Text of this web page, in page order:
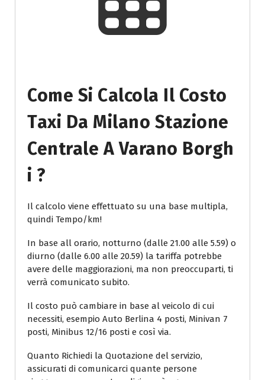
Come Si Calcola Il Costo
Taxi Da Milano Stazione
Centrale A Varano Borgh
I ?
Il calcolo viene effettuato su una base multipla,
quindi Tempo/km!
In base all orario, notturno (dalle 21.00 alle 5.59) o
diurno (dalle 6.00 alle 20.59) la tariffa potrebbe
avere delle maggiorazioni, ma non preoccuparti, ti
verrà comunicato subito.
Il costo può cambiare in base al veicolo di cui
necessiti, esempio Auto Berlina 4 posti, Minivan 7
posti, Minibus 12/16 posti e così via.
Quanto Richiedi la Quotazione del servizio,
assicurati di comunicarci quante persone